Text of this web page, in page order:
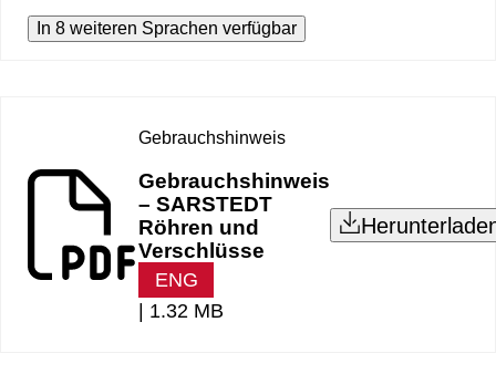
In 8 weiteren Sprachen verfügbar
Gebrauchshinweis
Gebrauchshinweis
– SARSTEDT
Röhren und
Verschlüsse
ENG
1.32 MB